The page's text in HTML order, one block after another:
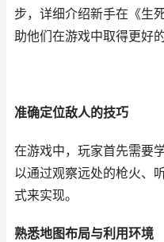
步，详细介绍新手在《生
助他们在游戏中取得更好的
准确定位敌人的技巧
在游戏中，玩家首先需要
以通过观察远处的枪火、
式来实现。
熟悉地图布局与利用环境